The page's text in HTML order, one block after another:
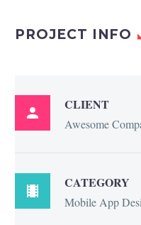
PROJECT INFO

CLIENT
Awesome

CATEGORY
Mobile App